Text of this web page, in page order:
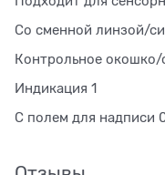
Со сменной линзой/
Контрольное окошко/
Индикация 1
С полем для надписи